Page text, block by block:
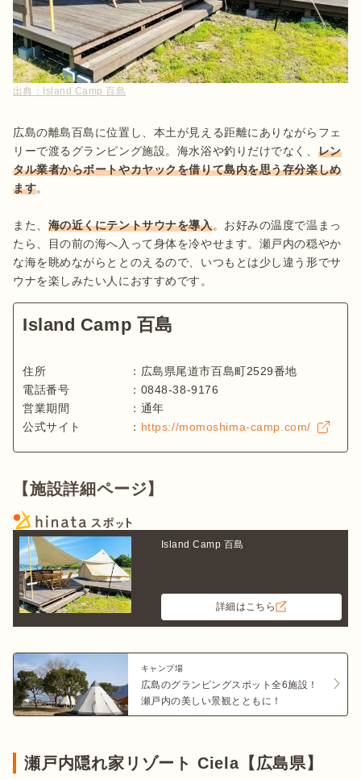
出典： Island Camp 百島
広島の離島百島に位置し、本土が見える距離にありながらフェ
リーで渡るグランピング施設。海水浴や釣りだけでなく、 レン
タル業者からボートやカヤックを借りて島内を思う存分楽しめ
ます。
また、 海の近くにテントサウナを導入。お好みの温度で温まっ
たら、目の前の海へ入って身体を冷やせます。瀬戸内の穏やか
な海を眺めながらととのえるので、いつもとは少し違う形でサ
ウナを楽しみたい人におすすめです。
Island Camp 百島
住所 ： 広島県尾道市百島町2529番地
電話番号
： 0848-38-9176
営業期間
： 通年
公式サイト
： https://momoshima-camp.com/
【施設詳細ページ】
Island Camp 百島
詳細はこちら
キャンプ場
広島のグランピングスポット全6施設！
瀬戸内の美しい景観とともに！
瀬戸内隠れ家リゾート Ciela【広島県】